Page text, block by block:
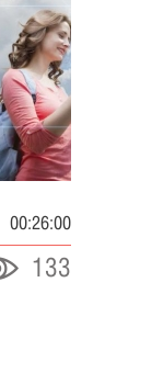
00:26:00
133